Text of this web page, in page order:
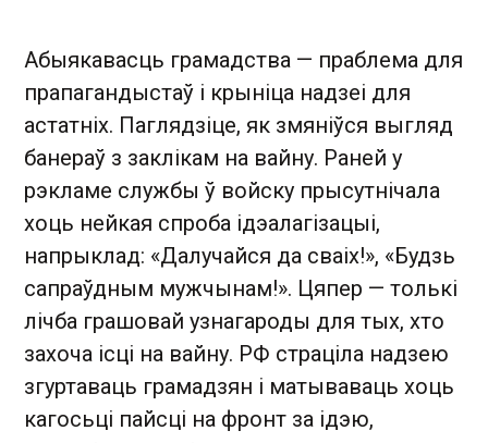
Абыякавасць грамадства — праблема для
прапагандыстаў і крыніца надзеі для
астатніх. Паглядзіце, як змяніўся выгляд
банераў з заклікам на вайну. Раней у
рэкламе службы ў войску прысутнічала
хоць нейкая спроба ідэалагізацыі,
напрыклад: «Далучайся да сваіх!», «Будзь
сапраўдным мужчынам!». Цяпер — толькі
лічба грашовай узнагароды для тых, хто
захоча ісці на вайну. РФ страціла надзею
згуртаваць грамадзян і матываваць хоць
кагосьці пайсці на фронт за ідэю,